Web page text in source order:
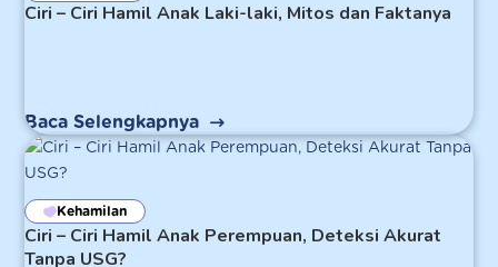
Ciri – Ciri Hamil Anak Laki-laki, Mitos dan Faktanya
Baca Selengkapnya
Ciri – Ciri Hamil Anak Perempuan, Deteksi Akurat
Tanpa USG?
Kehamilan